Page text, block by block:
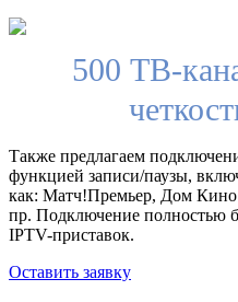
500 ТВ-
Также предлагаем
функцией записи/паузы,
как: Матч!Премьер, Дом
пр. Подключение полностью
IPTV-приставок.
Оставить заявку